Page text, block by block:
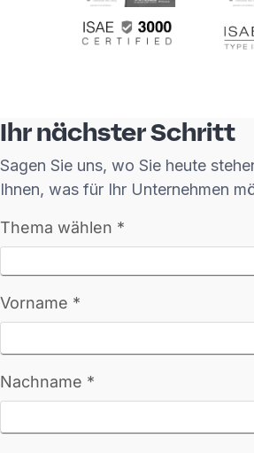
Ihr nächster Schritt
Sagen Sie uns, wo Sie heute
Ihnen, was für Ihr Unternehmen